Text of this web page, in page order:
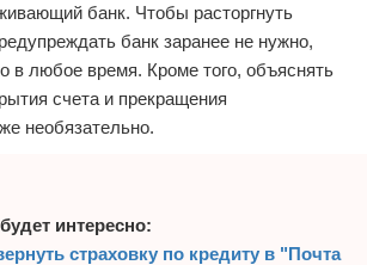
банк. Чтобы расторгнуть
банк заранее не нужно,
в любое время. Кроме того, объяснять
счета и прекращения
необязательно.
интересно:
страховку по кредиту в "Почта